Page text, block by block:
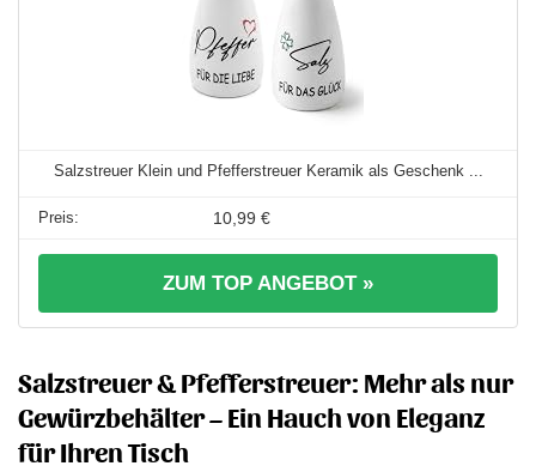
Salzstreuer Klein und Pfefferstreuer Keramik als Geschenk ...
10,99 €
ZUM TOP ANGEBOT »
Salzstreuer & Pfefferstreuer: Mehr als nur
Gewürzbehälter – Ein Hauch von Eleganz
für Ihren Tisch